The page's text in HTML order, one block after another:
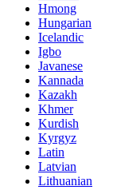
Hmong
Hungarian
Icelandic
Igbo
Javanese
Kannada
Kazakh
Khmer
Kurdish
Kyrgyz
Latin
Latvian
Lithuanian